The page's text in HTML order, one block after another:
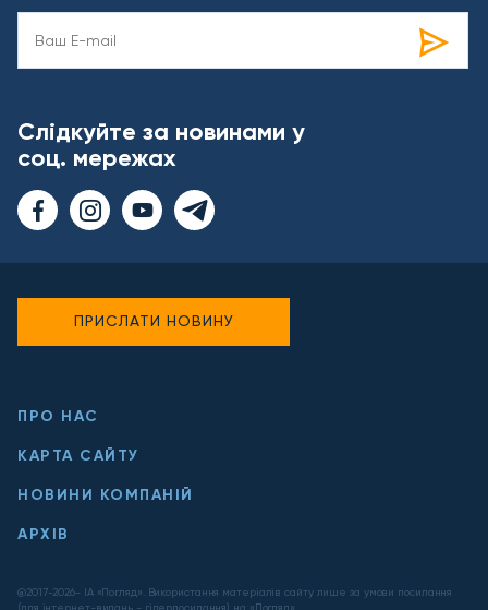
Слідкуйте за новинами у
соц. мережах
ПРО НАС
КАРТА САЙТУ
НОВИНИ КОМПАНІЙ
АРХІВ
@2017-2026- ІА «Погляд». Використання матеріалів сайту лише за умови посилання
(для інтернет-видань - гіперпосилання) на «Погляд».
ПРИСЛАТИ НОВИНУ